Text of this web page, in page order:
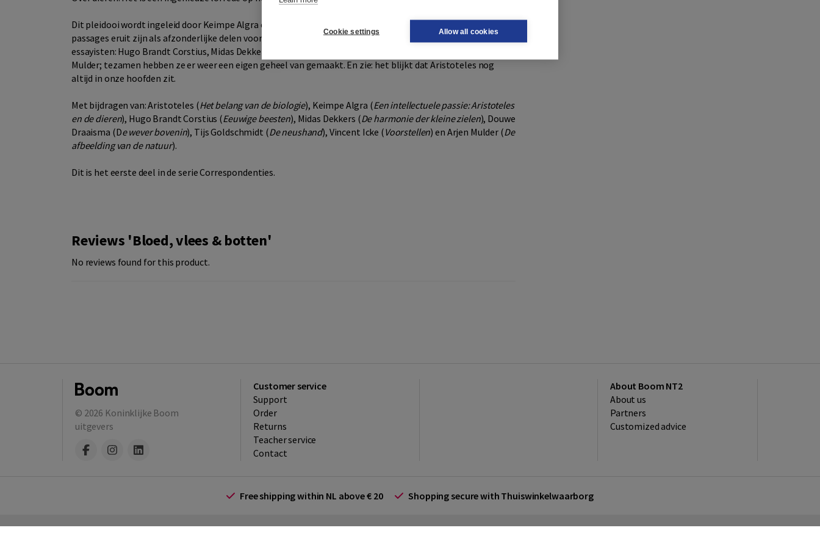
Dit pleidooi wordt ingeleid door Keimpe Algra en is in zijn geheel in deze bundel opgenomen, enkele
passages eruit zijn als afzonderlijke delen voorgelegd aan een gezelschap ter zake kundige en erudiete
essayisten: Hugo Brandt Corstius, Midas Dekkers, Douwe Draaisma, Tijs Goldschmidt, Vincent Icke en Arjen
Mulder; tezamen hebben ze er weer een eigen geheel van gemaakt. En zie: het blijkt dat Aristoteles nog
altijd in onze hoofden zit.
Met bijdragen van: Aristoteles (Het belang van de biologie), Keimpe Algra (Een intellectuele passie: Aristoteles
en de dieren), Hugo Brandt Corstius (Eeuwige beesten), Midas Dekkers (De harmonie der kleine zielen), Douwe
Draaisma (De wever bovenin), Tijs Goldschmidt (De neushand), Vincent Icke (Voorstellen) en Arjen Mulder (De
afbeelding van de natuur).
Dit is het eerste deel in de serie Correspondenties.
Reviews 'Bloed, vlees & botten'
No reviews found for this product.
© 2026 Koninklijke Boom
uitgevers
Customer service
Support
Order
Returns
Teacher service
Contact
About Boom NT2
About us
Partners
Customized advice
Free shipping within NL above € 20 Shopping secure with Thuiswinkelwaarborg
Cookie settings Allow all cookies